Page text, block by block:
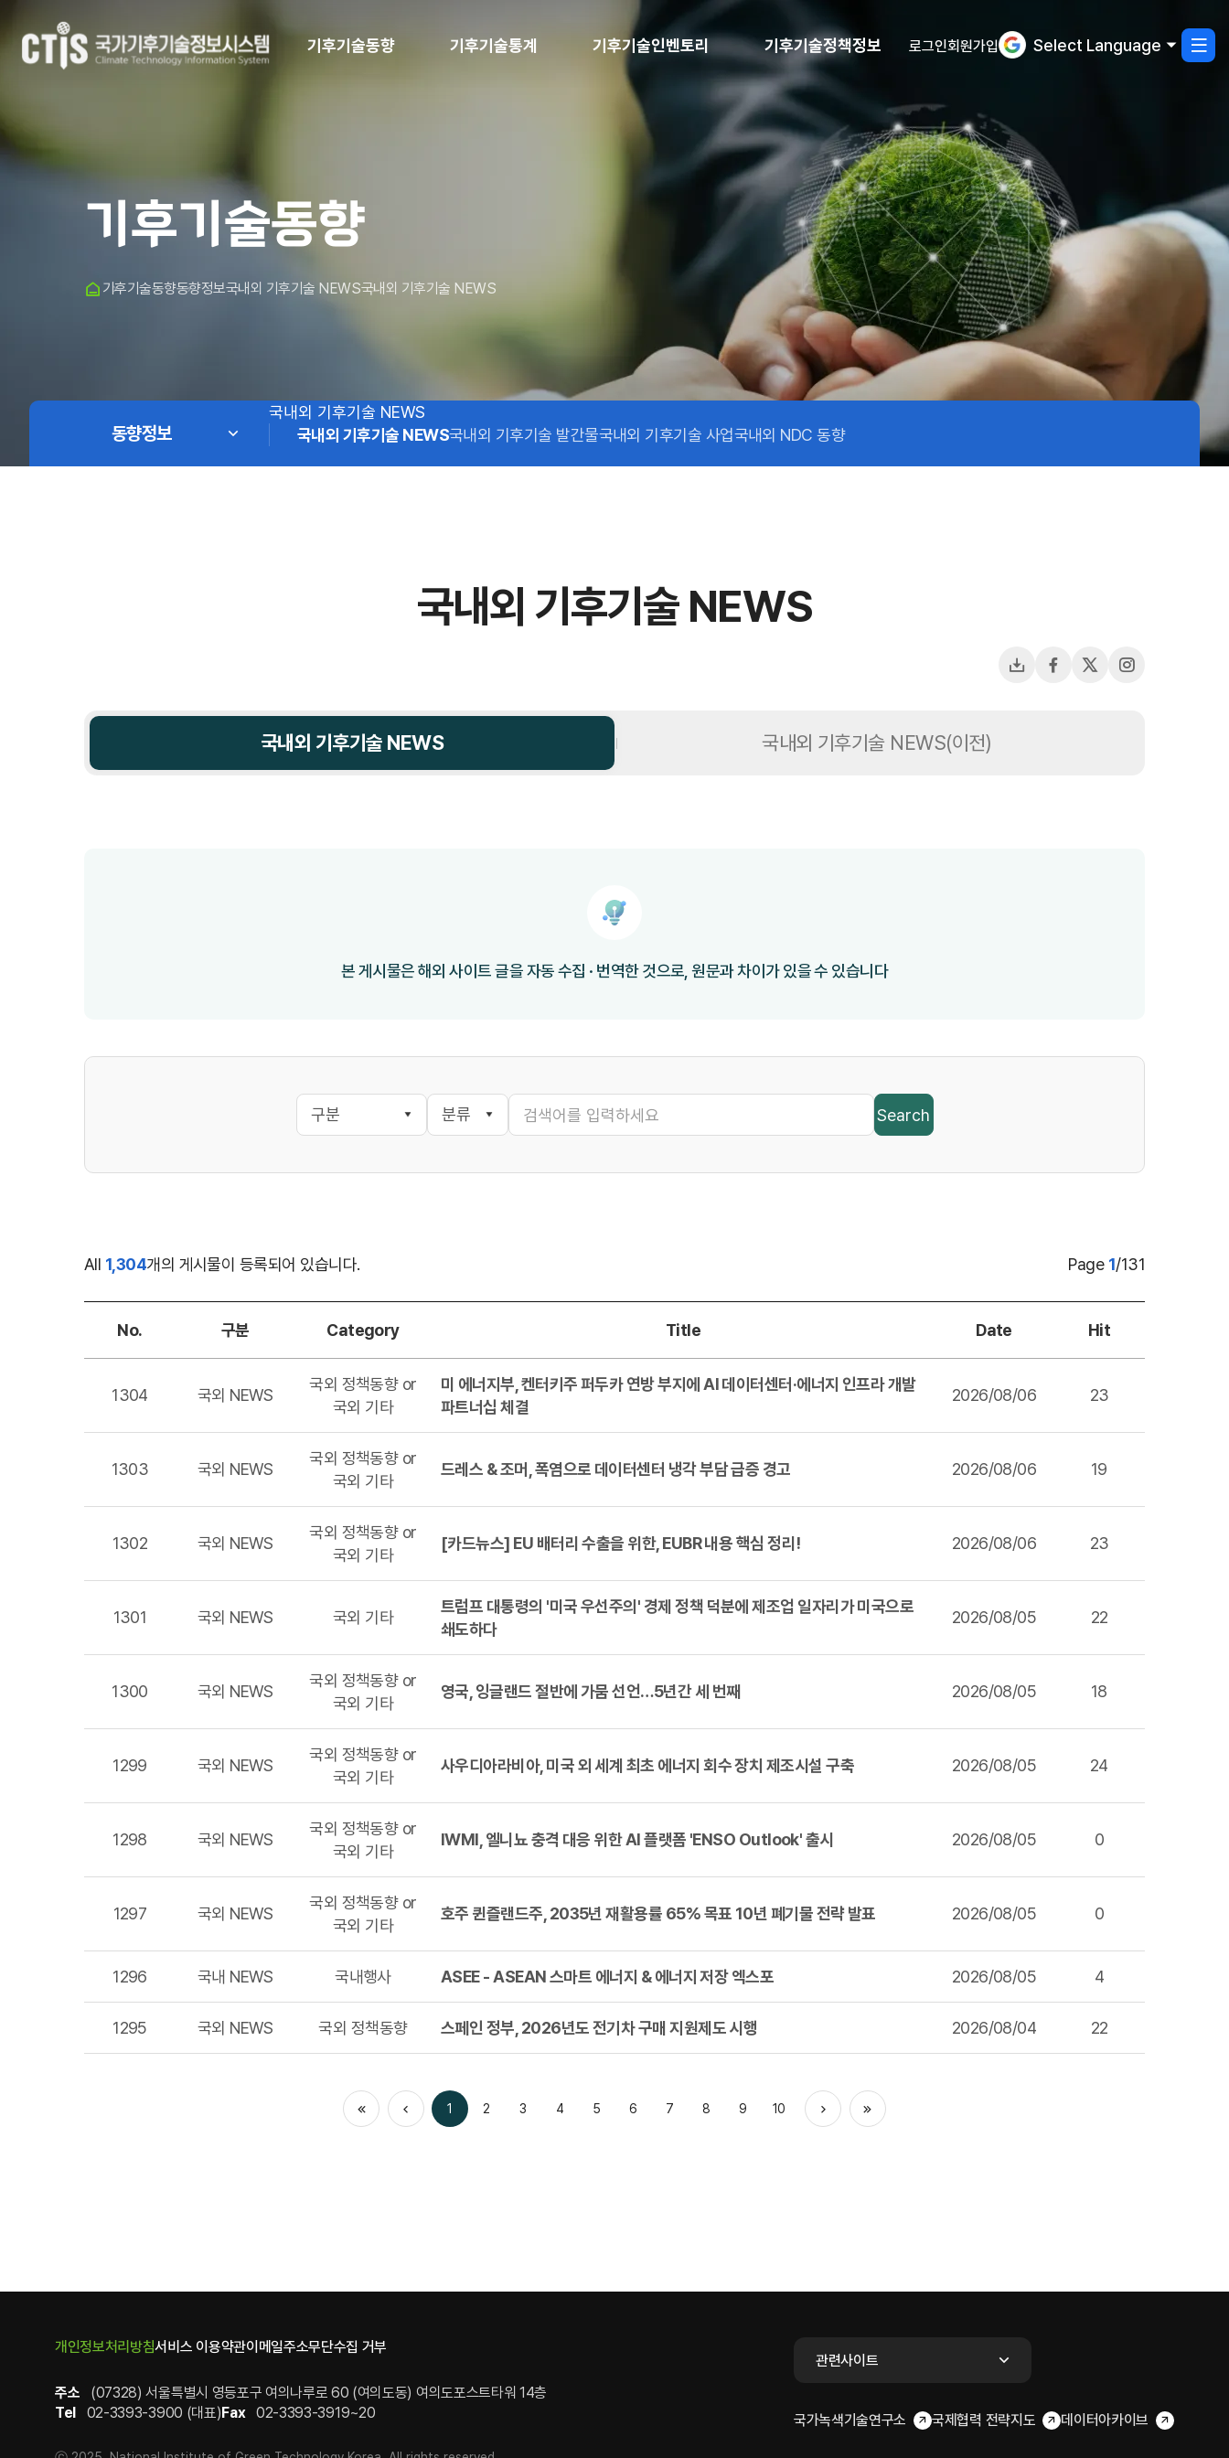
기후기술동향 기후기술통계 기후기술인벤토리 기후기술정책정보 로그인회원가입 Select Language
사
기후기술동향
홈
기후기술동향동향정보국내외 기후기술 NEWS국내외 기후기술 NEWS
동향정보
국내외 기후기술 NEWS
국내외 기후기술 NEWS국내외 기후기술 발간물국내외 기후기술 사업국내외 NDC 동향
국내외 기후기술 NEWS
다운로드페이스북X(트위터)인스타그램용
국내외 기후기술 NEWS 국내외 기후기술 NEWS(이전)
본 게시물은 해외 사이트 글을 자동 수집 · 번역한 것으로, 원문과 차이가 있을 수 있습니다
Search
All 1,304개의 게시물이 등록되어 있습니다. Page 1/131
기후기술
목록
구분,
No. 구분 Category Title Date Hit
1304 국외 NEWS
국외 정책동향 or
국외 기타
미 에너지부, 켄터키주 퍼두카 연방 부지에 AI 데이터센터·에너지 인프라 개발
파트너십 체결
2026/08/06 23
1303 국외 NEWS
국외 정책동향 or
국외 기타
드레스 & 조머, 폭염으로 데이터센터 냉각 부담 급증 경고 2026/08/06 19
1302 국외 NEWS
국외 정책동향 or
국외 기타
[카드뉴스] EU 배터리 수출을 위한, EUBR 내용 핵심 정리! 2026/08/06 23
1301 국외 NEWS 국외 기타
트럼프 대통령의 '미국 우선주의' 경제 정책 덕분에 제조업 일자리가 미국으로
쇄도하다
2026/08/05 22
1300 국외 NEWS
국외 정책동향 or
국외 기타
영국, 잉글랜드 절반에 가뭄 선언…5년간 세 번째 2026/08/05 18
1299 국외 NEWS
국외 정책동향 or
국외 기타
사우디아라비아, 미국 외 세계 최초 에너지 회수 장치 제조시설 구축 2026/08/05 24
1298 국외 NEWS
국외 정책동향 or
국외 기타
IWMI, 엘니뇨 충격 대응 위한 AI 플랫폼 'ENSO Outlook' 출시 2026/08/05 0
1297 국외 NEWS
국외 정책동향 or
국외 기타
호주 퀸즐랜드주, 2035년 재활용률 65% 목표 10년 폐기물 전략 발표 2026/08/05 0
1296 국내 NEWS 국내행사 ASEE - ASEAN 스마트 에너지 & 에너지 저장 엑스포 2026/08/05 4
1295 국외 NEWS 국외 정책동향 스페인 정부, 2026년도 전기차 구매 지원제도 시행 2026/08/04 22
1 2 3 4 5 6 7 8 9 10
개인정보처리방침서비스 이용약관이메일주소무단수집 거부
주소
(07328) 서울특별시 영등포구 여의나루로 60 (여의도동) 여의도포스트타워 14층
Tel
02-3393-3900 (대표)Fax 02-3393-3919~20
관련사이트
국가녹색기술연구소 국제협력 전략지도 데이터아카이브